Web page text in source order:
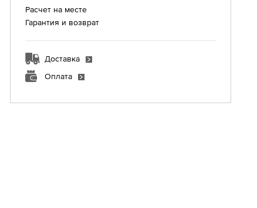
Расчет на месте
Гарантия и возврат
Доставка
Оплата